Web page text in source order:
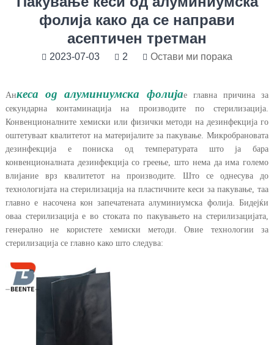
фолија како да се направи
асептичен третман
2023-07-03 2 Остави ми порака
Анкеса од алуминиумска фолијае главна причина за
секундарна контаминација на производите по стерилизација.
Конвенционалните хемиски или физички методи на дезинфекција го
оштетуваат квалитетот на материјалите за пакување. Микробрановата
дезинфекција е пониска од температурата што ја бара
конвенционалната дезинфекција со греење, што нема да има големо
влијание врз квалитетот на производите. Што се однесува до
технологијата на стерилизација на пластичните кеси за пакување, таа
главно е насочена кон запечатената алуминиумска фолија. Бидејќи
оваа стерилизација е во стоката по пакувањето на стерилизацијата,
генерално не користете хемиски методи. Овие технологии за
стерилизација се главно како што следува: